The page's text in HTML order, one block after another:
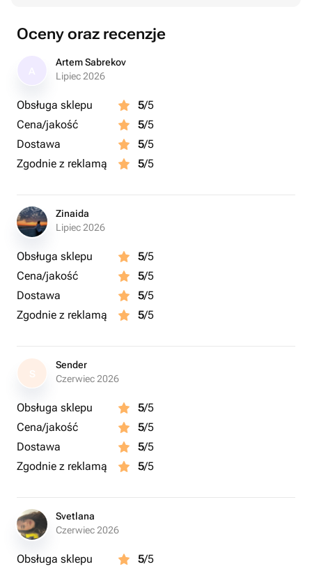
На шар можно нанести памятные фотографии или
добавить надпись: Выходи за меня, Будь моей женой,
Marry me, Люблю тебя, Ты моя жизнь, 1+1=3, С днем
рождения, дорогая и прочее.
подарок с ВАУ эффектом!
Oceny oraz recenzje
Artem Sabrekov
Lipiec 2026
Obsługa sklepu 5/5
Cena/jakość
5/5
Dostawa
5/5
Zgodnie z reklamą
5/5
Zinaida
Lipiec 2026
Obsługa sklepu 5/5
Cena/jakość
5/5
Dostawa
5/5
Zgodnie z reklamą
5/5
S
Sender
Czerwiec 2026
Obsługa sklepu 5/5
Cena/jakość
5/5
Dostawa
5/5
Zgodnie z reklamą
5/5
Svetlana
Czerwiec 2026
Obsługa sklepu 5/5